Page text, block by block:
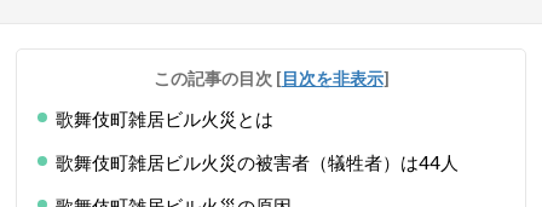
この記事の目次 [目次を非表示]
歌舞伎町雑居ビル火災とは
歌舞伎町雑居ビル火災の被害者（犠牲者）は44人